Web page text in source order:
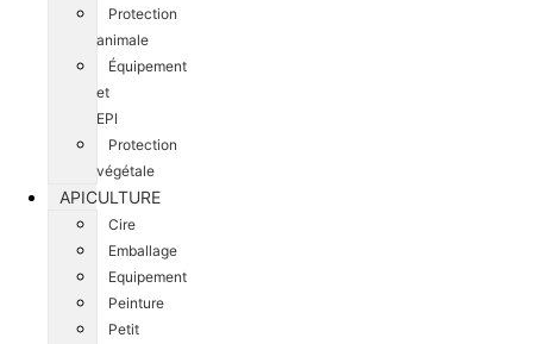
Protection
animale
Équipement
et
EPI
Protection
végétale
APICULTURE
Cire
Emballage
Equipement
Peinture
Petit